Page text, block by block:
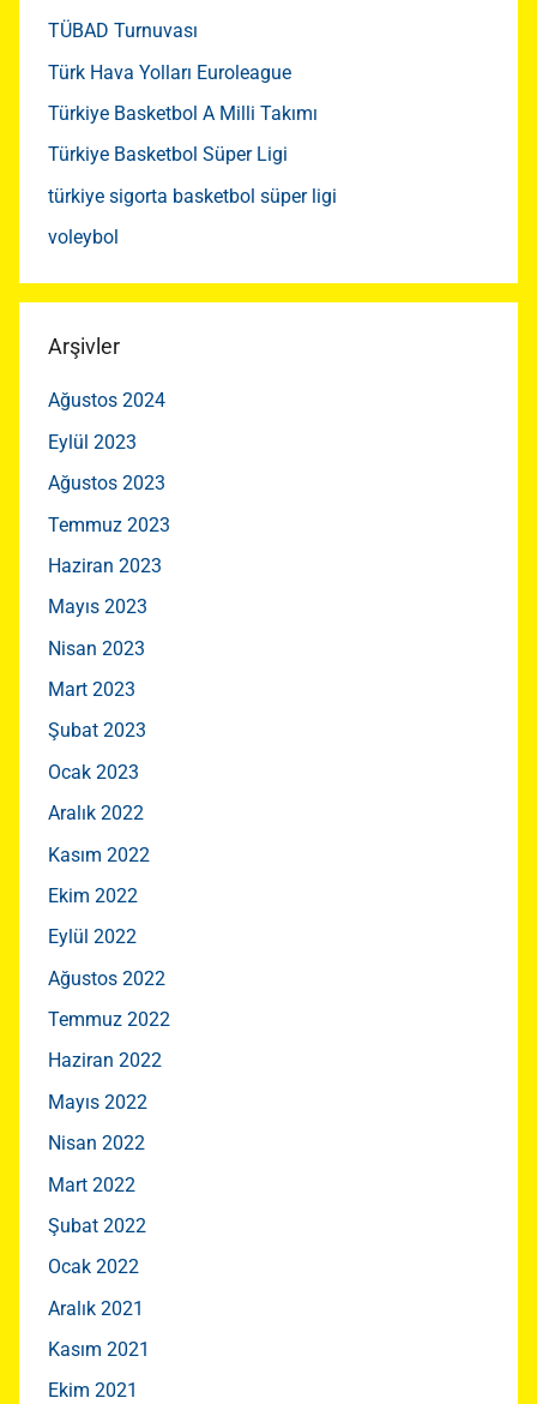
TÜBAD Turnuvası
Türk Hava Yolları Euroleague
Türkiye Basketbol A Milli Takımı
Türkiye Basketbol Süper Ligi
türkiye sigorta basketbol süper ligi
voleybol
Arşivler
Ağustos 2024
Eylül 2023
Ağustos 2023
Temmuz 2023
Haziran 2023
Mayıs 2023
Nisan 2023
Mart 2023
Şubat 2023
Ocak 2023
Aralık 2022
Kasım 2022
Ekim 2022
Eylül 2022
Ağustos 2022
Temmuz 2022
Haziran 2022
Mayıs 2022
Nisan 2022
Mart 2022
Şubat 2022
Ocak 2022
Aralık 2021
Kasım 2021
Ekim 2021